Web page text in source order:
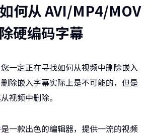
何从 AVI/MP4/MOV
硬编码字幕
一定正在寻找如何从视频中删除嵌入
除嵌入字幕实际上是不可能的，但是
视频中删除。
是一款出色的编辑器，提供一流的视频